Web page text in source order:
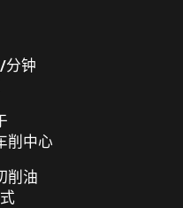
分钟
削中心
削油